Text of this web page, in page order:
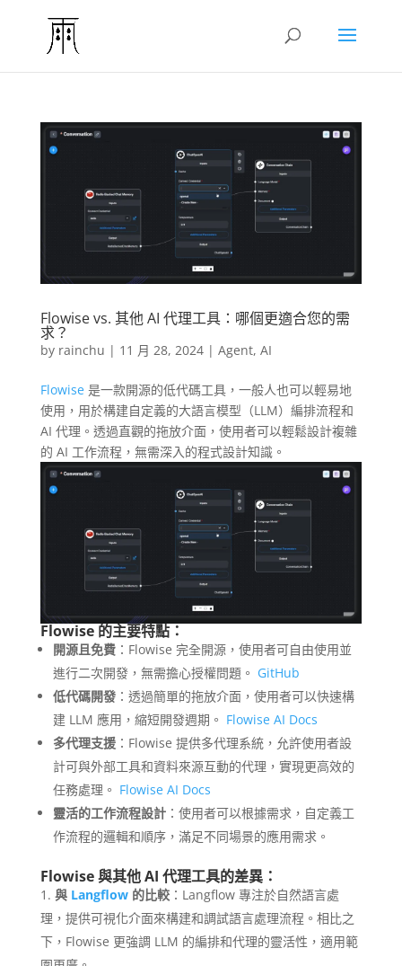
Flowise vs. 其他 AI 代理工具：哪個更適合您的需
求？
by rainchu | 11 月 28, 2024| Agent, AI
Flowise 是一款開源的低代碼工具，一般人也可以輕易地
使用，用於構建自定義的大語言模型（LLM）編排流程和
AI 代理。透過直觀的拖放介面，使用者可以輕鬆設計複雜
的 AI 工作流程，無需深入的程式設計知識。
Flowise 的主要特點：
開源且免費：Flowise 完全開源，使用者可自由使用並
進行二次開發，無需擔心授權問題。 GitHub
低代碼開發：透過簡單的拖放介面，使用者可以快速構
建 LLM 應用，縮短開發週期。 Flowise AI Docs
多代理支援：Flowise 提供多代理系統，允許使用者設
計可與外部工具和資料來源互動的代理，實現更高效的
任務處理。 Flowise AI Docs
靈活的工作流程設計：使用者可以根據需求，自定義工
作流程的邏輯和順序，滿足不同場景的應用需求。
Flowise 與其他 AI 代理工具的差異：
與 Langflow 的比較：Langflow 專注於自然語言處
理，提供可視化介面來構建和調試語言處理流程。相比之
下，Flowise 更強調 LLM 的編排和代理的靈活性，適用範